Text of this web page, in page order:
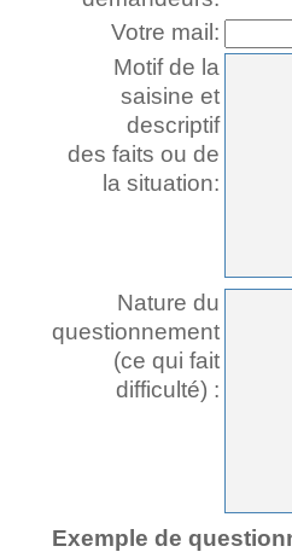
Votre mail:
Motif de la
saisine et
descriptif
des faits ou de
la situation:
Nature du
questionnement
(ce qui fait
difficulté) :
Exemple de